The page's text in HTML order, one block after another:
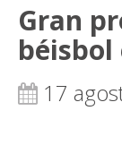
Gran
béisbol
17